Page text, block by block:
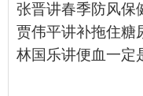
张晋讲春季防风保
贾伟平讲补拖住糖
林国乐讲便血一定